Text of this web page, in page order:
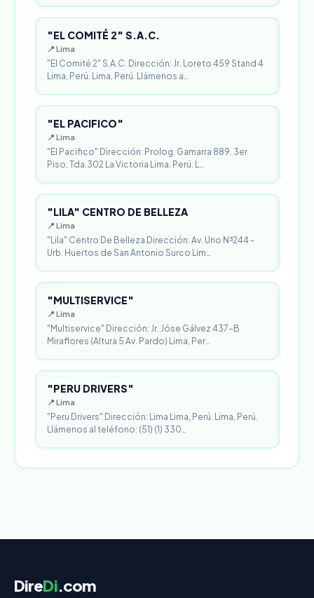
"EL COMITÉ 2" S.A.C.
📍 Lima
"El Comité 2" S.A.C. Dirección: Jr. Loreto 459 Stand 4
Lima, Perú. Lima, Perú. Llámenos a…
"EL PACIFICO"
📍 Lima
"El Pacifico" Dirección: Prolog. Gamarra 889. 3er
Piso, Tda.302 La Victoria Lima, Perú. L…
"LILA" CENTRO DE BELLEZA
📍 Lima
"Lila" Centro De Belleza Dirección: Av. Uno N³244 -
Urb. Huertos de San Antonio Surco Lim…
"MULTISERVICE"
📍 Lima
"Multiservice" Dirección: Jr. Jóse Gálvez 437-B
Miraflores (Altura 5 Av. Pardo) Lima, Per…
"PERU DRIVERS"
📍 Lima
"Peru Drivers" Dirección: Lima Lima, Perú. Lima, Perú.
Llámenos al teléfono: (51) (1) 330…
DireDi.com